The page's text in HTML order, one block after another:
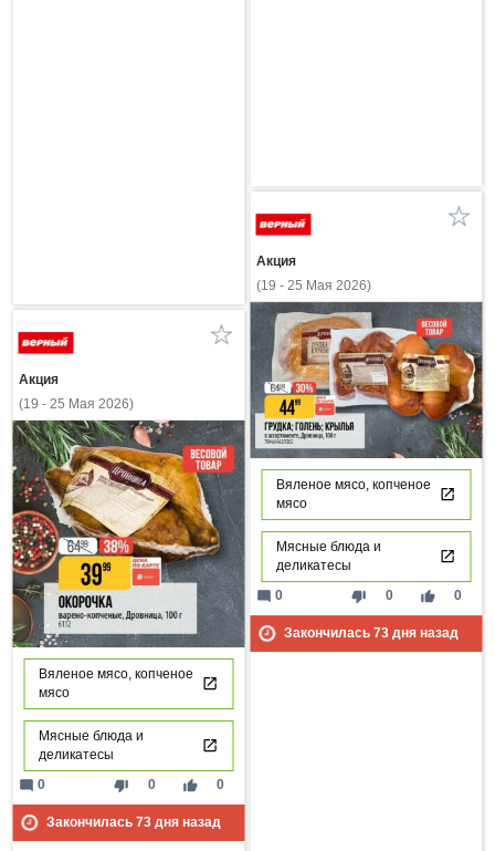
Акция
(19 - 25 Мая 2026)
Вяленое мясо, копченое
мясо
Мясные блюда и
деликатесы
thumb_down 0 thumb_up 0
mode_comment 0
Закончилась 73дня назад
Акция
(19 - 25 Мая 2026)
Вяленое мясо, копченое
мясо
Мясные блюда и
деликатесы
thumb_down 0 thumb_up 0
mode_comment 0
Закончилась 73дня назад